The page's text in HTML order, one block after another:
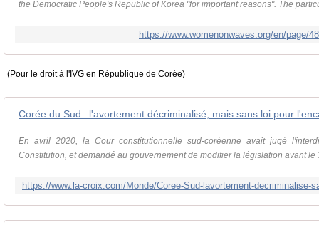
the Democratic People's Republic of Korea "for important reasons". The
https://www.womenonwaves.org/en/page/
(Pour le droit à l'IVG en République de Corée)
Corée du Sud : l'avortement décriminalisé, mais sans loi pour
En avril 2020, la Cour constitutionnelle sud-coréenne avait jugé
Constitution, et demandé au gouvernement de modifier la législation avant le